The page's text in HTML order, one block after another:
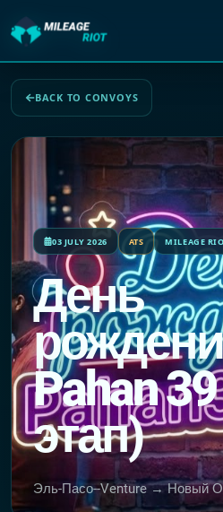
BACK TO CONVOYS
03 JULY 2026 ATS MILEAGE
День
Pahan
этап)
Эль-Пасо--Venture → Новый